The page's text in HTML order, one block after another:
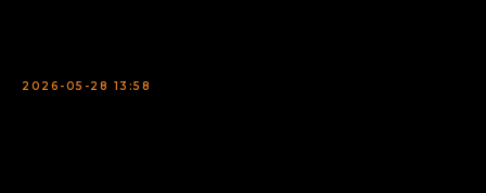
2026-05-28 13:58